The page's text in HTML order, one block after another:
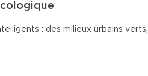
: des milieux urbains verts,